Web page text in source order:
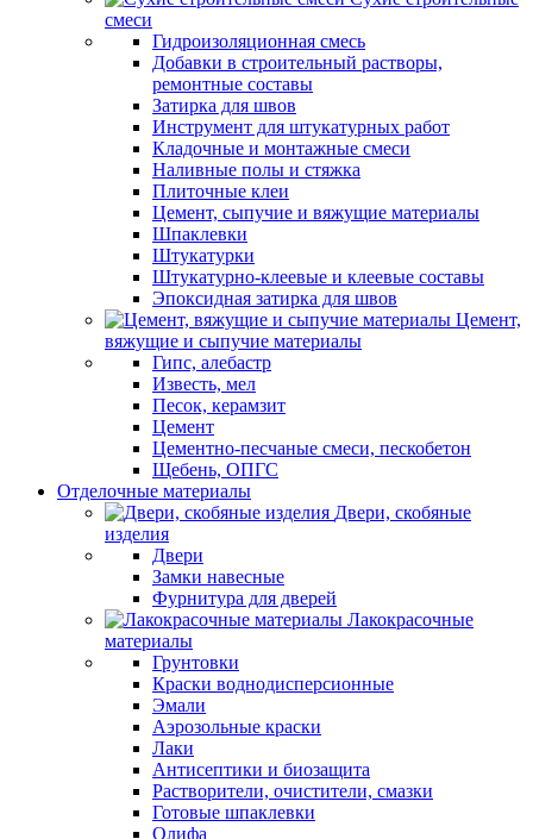
смеси
Гидроизоляционная смесь
Добавки в строительный растворы,
ремонтные составы
Затирка для швов
Инструмент для штукатурных работ
Кладочные и монтажные смеси
Наливные полы и стяжка
Плиточные клеи
Цемент, сыпучие и вяжущие материалы
Шпаклевки
Штукатурки
Штукатурно-клеевые и клеевые составы
Эпоксидная затирка для швов
Цемент,
вяжущие и сыпучие материалы
Гипс, алебастр
Известь, мел
Песок, керамзит
Цемент
Цементно-песчаные смеси, пескобетон
Щебень, ОПГС
Отделочные материалы
Двери, скобяные
изделия
Двери
Замки навесные
Фурнитура для дверей
Лакокрасочные
материалы
Грунтовки
Краски воднодисперсионные
Эмали
Аэрозольные краски
Лаки
Антисептики и биозащита
Растворители, очистители, смазки
Готовые шпаклевки
Олифа